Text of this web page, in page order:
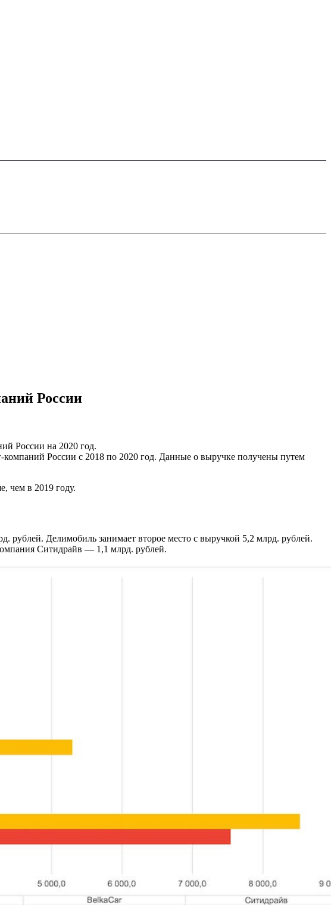
России
России на 2020 год.
России с 2018 по 2020 год. Данные о выручке получены путем
чем в 2019 году.
рублей. Делимобиль занимает второе место с выручкой 5,2 млрд. рублей.
Ситидрайв — 1,1 млрд. рублей.